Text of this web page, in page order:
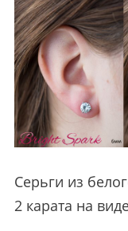
Серьги из
2 карата на